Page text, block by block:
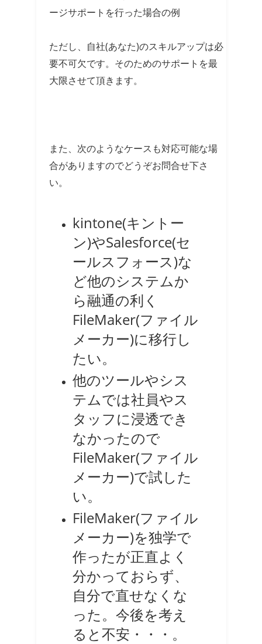
ージサポートを行った場合の例
ただし、自社(あなた)のスキルアップは必
要不可欠です。そのためのサポートを最
大限させて頂きます。
また、次のようなケースも対応可能な場
合がありますのでどうぞお問合せ下さ
い。
kintone(キントー
ン)やSalesforce(セ
ールスフォース)な
ど他のシステムか
ら融通の利く
FileMaker(ファイル
メーカー)に移行し
たい。
他のツールやシス
テムでは社員やス
タッフに浸透でき
なかったので
FileMaker(ファイル
メーカー)で試した
い。
FileMaker(ファイル
メーカー)を独学で
作ったが正直よく
分かっておらず、
自分で直せなくな
った。今後を考え
ると不安・・・。